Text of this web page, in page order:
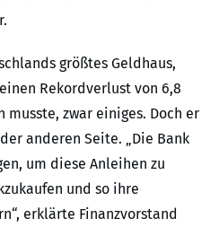
größtes Geldhaus,
Rekordverlust von 6,8
zwar einiges. Doch er
anderen Seite. „Die Bank
um diese Anleihen zu
und so ihre
erklärte Finanzvorstand